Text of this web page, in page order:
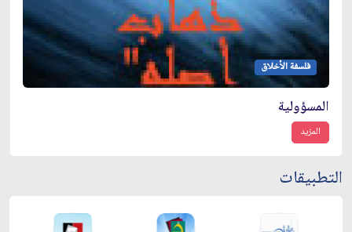
فلسفة الأخلاق
المسؤولية
المزيد
التطبيقات